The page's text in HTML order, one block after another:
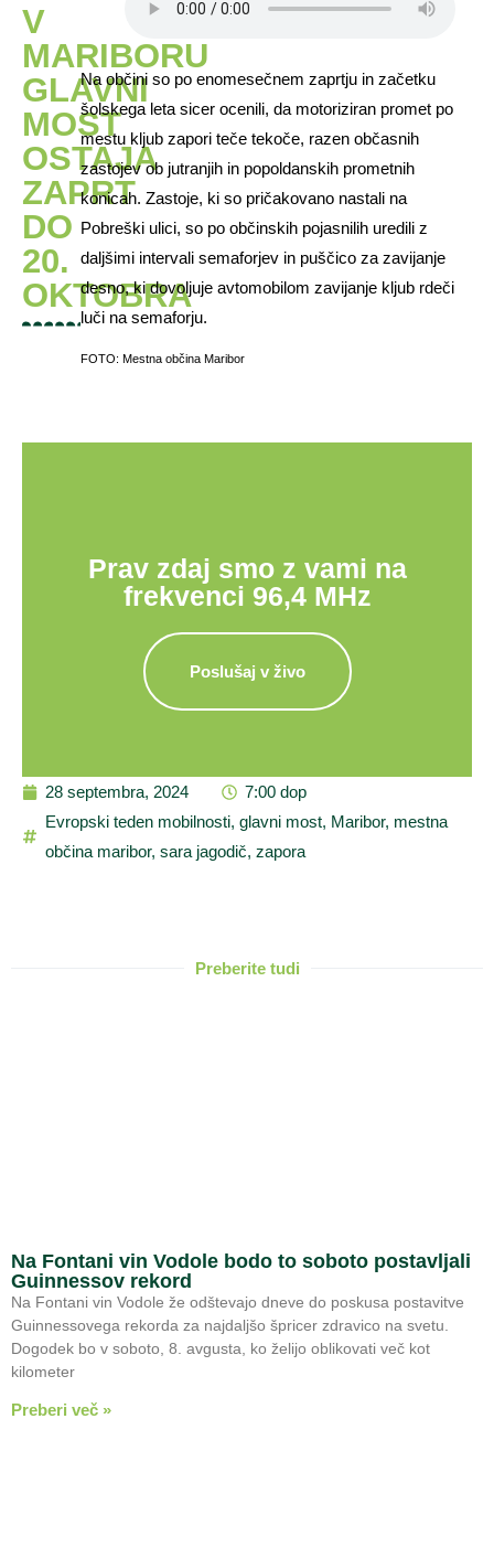
V
MARIBORU
GLAVNI
MOST
OSTAJA
ZAPRT
DO
20.
OKTOBRA
Na občini so po enomesečnem zaprtju in začetku
šolskega leta sicer ocenili, da motoriziran promet po
mestu kljub zapori teče tekoče, razen občasnih
zastojev ob jutranjih in popoldanskih prometnih
konicah. Zastoje, ki so pričakovano nastali na
Pobreški ulici, so po občinskih pojasnilih uredili z
daljšimi intervali semaforjev in puščico za zavijanje
desno, ki dovoljuje avtomobilom zavijanje kljub rdeči
luči na semaforju.
FOTO: Mestna občina Maribor
Prav zdaj smo z vami na
frekvenci 96,4 MHz
Poslušaj v živo
28 septembra, 2024
7:00 dop
Evropski teden mobilnosti, glavni most, Maribor, mestna
občina maribor, sara jagodič, zapora
Preberite tudi
Na Fontani vin Vodole bodo to soboto postavljali
Guinnessov rekord
Na Fontani vin Vodole že odštevajo dneve do poskusa postavitve
Guinnessovega rekorda za najdaljšo špricer zdravico na svetu.
Dogodek bo v soboto, 8. avgusta, ko želijo oblikovati več kot
kilometer
Preberi več »